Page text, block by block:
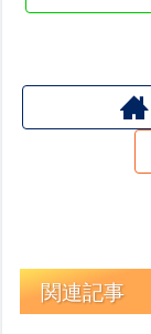
関連記事